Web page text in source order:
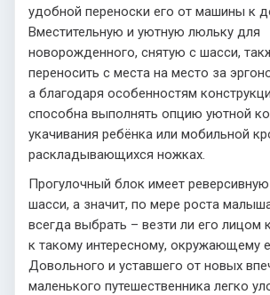
удобной переноски его от машины к
Вместительную и уютную люльку для
новорожденного, снятую с шасси,
переносить с места на место за
а благодаря особенностям
способна выполнять опцию уютной
укачивания ребёнка или мобильной
раскладывающихся ножках.
Прогулочный блок имеет реверсивную
шасси, а значит, по мере роста
всегда выбрать – везти ли его лицом
к такому интересному, окружающему
Довольного и уставшего от новых
маленького путешественника легко